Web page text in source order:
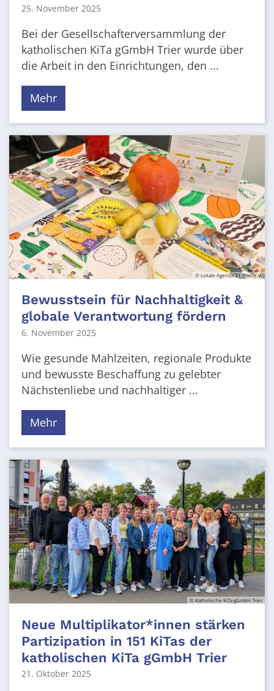
25. November 2025
Bei der Gesellschafterversammlung der
katholischen KiTa gGmbH Trier wurde über
die Arbeit in den Einrichtungen, den ...
Mehr
© Lokale Agenda 21 Trier e.V.
Bewusstsein für Nachhaltigkeit &
globale Verantwortung fördern
6. November 2025
Wie gesunde Mahlzeiten, regionale Produkte
und bewusste Beschaffung zu gelebter
Nächstenliebe und nachhaltiger ...
Mehr
© Katholische KiTa gGmbH Trier
Neue Multiplikator*innen stärken
Partizipation in 151 KiTas der
katholischen KiTa gGmbH Trier
21. Oktober 2025